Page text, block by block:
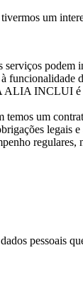
um
serviços podem
funcionalidade
A ALIA INCLUI
temos um
legais
pessoais